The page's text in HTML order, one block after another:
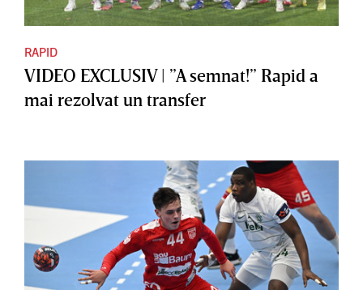
RAPID
VIDEO EXCLUSIV | ”A semnat!” Rapid a
mai rezolvat un transfer